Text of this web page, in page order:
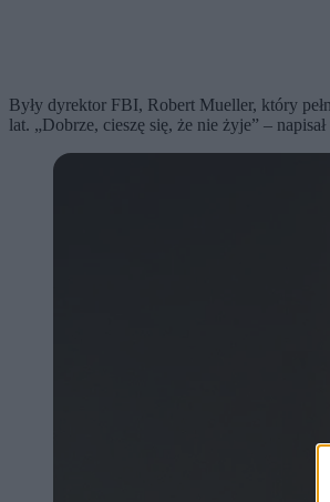
Były dyrektor FBI, Robert Mueller, który
lat. „Dobrze, cieszę się, że nie żyje” –